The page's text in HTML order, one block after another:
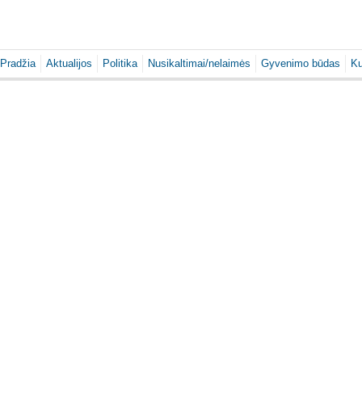
Pradžia Aktualijos Politika Nusikaltimai/nelaimės Gyvenimo būdas